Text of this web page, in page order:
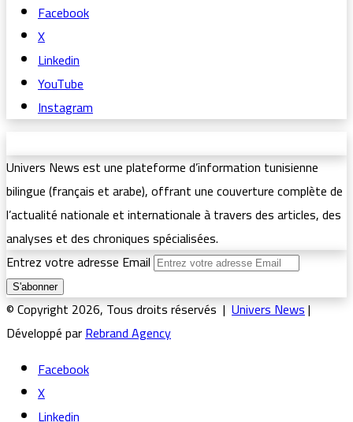
Facebook
X
Linkedin
YouTube
Instagram
Univers News est une plateforme d’information tunisienne
bilingue (français et arabe), offrant une couverture complète de
l’actualité nationale et internationale à travers des articles, des
analyses et des chroniques spécialisées.
Entrez votre adresse Email
© Copyright 2026, Tous droits réservés |Univers News|
Développé parRebrand Agency
Facebook
X
Linkedin